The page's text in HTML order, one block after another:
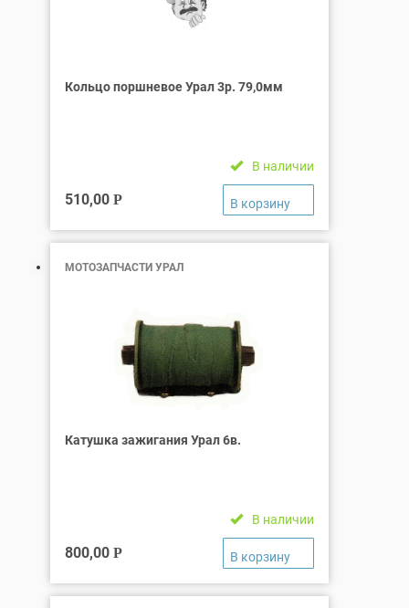
Кольцо поршневое Урал 3р. 79,0мм
В наличии
510,00 Р
МОТОЗАПЧАСТИ УРАЛ
Катушка зажигания Урал 6в.
В наличии
800,00 Р